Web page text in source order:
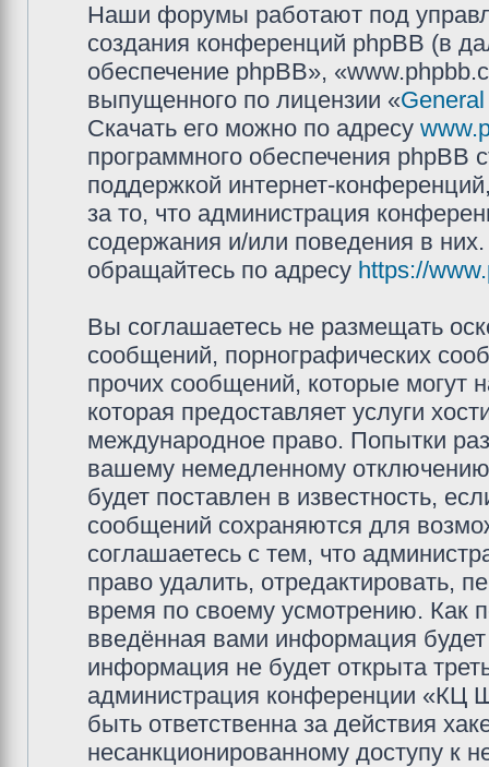
Наши форумы работают под
создания конференций phpBB (в
обеспечение phpBB»,
выпущенного по лицензии «
Скачать его можно по адресу
программного обеспечения phpBB
поддержкой интернет-
за то, что администрация
содержания и/или поведения в
обращайтесь по адресу https://
Вы соглашаетесь не размещать
сообщений, порнографических
прочих сообщений, которые могут
которая предоставляет услуги
международное право. Попытки
вашему немедленному
будет поставлен в известность,
сообщений сохраняются для
соглашаетесь с тем, что
право удалить, отредактировать,
время по своему усмотрению. Как
введённая вами информация
информация не будет открыта
администрация конференции «КЦ
быть ответственна за действия
несанкционированному доступу к